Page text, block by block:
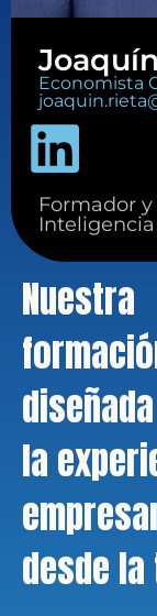
Economista
Formador
Nuestra
la
desde